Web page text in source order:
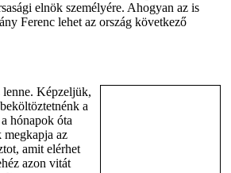
elnök személyére. Ahogyan az is
Ferenc lehet az ország következő
lenne. Képzeljük,
a
hónapok óta
az
amit elérhet
azon vitát